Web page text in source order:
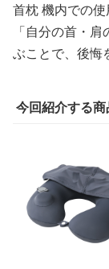
首枕 機内での使
「自分の首・
ぶことで、後悔
今回紹介する